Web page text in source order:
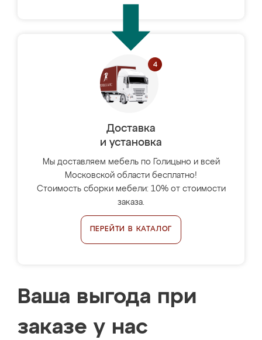
Доставка
и установка
Мы доставляем мебель по Голицыно и всей
Московской области бесплатно!
Стоимость сборки мебели: 10% от стоимости
заказа.
ПЕРЕЙТИ В КАТАЛОГ
Ваша выгода при
заказе у нас